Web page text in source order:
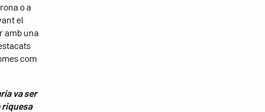
o a
el
amb una
com
va ser
riquesa